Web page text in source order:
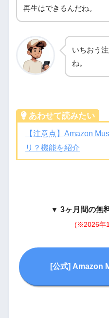
再生はできるんだね。
いちおう
ね。
あわせて読みたい
【注意点】Amazon
リ？機能を紹介
▼ 3ヶ月間の無
(※2026年
[公式] Amazon